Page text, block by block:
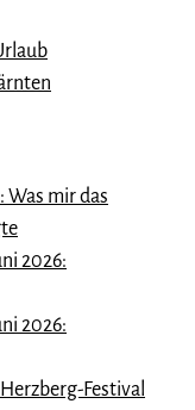
Was mir das
2026:
2026:
Festival